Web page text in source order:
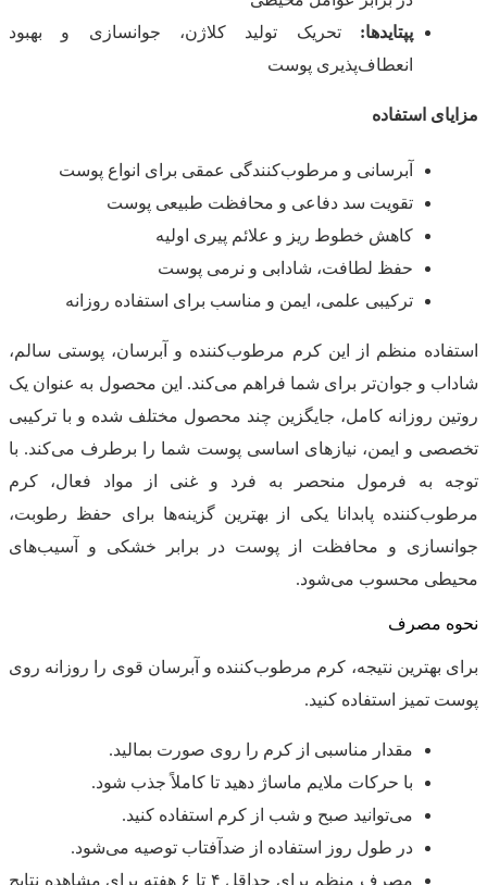
پپتایدها: تحریک تولید کلاژن، جوانسازی و بهبود
انعطاف‌پذیری پوست
مزایای استفاده
آبرسانی و مرطوب‌کنندگی عمقی برای انواع پوست
تقویت سد دفاعی و محافظت طبیعی پوست
کاهش خطوط ریز و علائم پیری اولیه
حفظ لطافت، شادابی و نرمی پوست
ترکیبی علمی، ایمن و مناسب برای استفاده روزانه
استفاده منظم از این کرم مرطوب‌کننده و آبرسان، پوستی سالم،
شاداب و جوان‌تر برای شما فراهم می‌کند. این محصول به عنوان یک
روتین روزانه کامل، جایگزین چند محصول مختلف شده و با ترکیبی
تخصصی و ایمن، نیازهای اساسی پوست شما را برطرف می‌کند. با
توجه به فرمول منحصر به فرد و غنی از مواد فعال، کرم
مرطوب‌کننده پابدانا یکی از بهترین گزینه‌ها برای حفظ رطوبت،
جوانسازی و محافظت از پوست در برابر خشکی و آسیب‌های
محیطی محسوب می‌شود.
نحوه مصرف
برای بهترین نتیجه، کرم مرطوب‌کننده و آبرسان قوی را روزانه روی
پوست تمیز استفاده کنید.
مقدار مناسبی از کرم را روی صورت بمالید.
با حرکات ملایم ماساژ دهید تا کاملاً جذب شود.
می‌توانید صبح و شب از کرم استفاده کنید.
در طول روز استفاده از ضدآفتاب توصیه می‌شود.
مصرف منظم برای حداقل ۴ تا ۶ هفته برای مشاهده نتایج